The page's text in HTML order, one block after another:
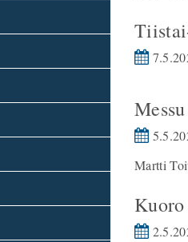
Messu
Martti
Kuoro